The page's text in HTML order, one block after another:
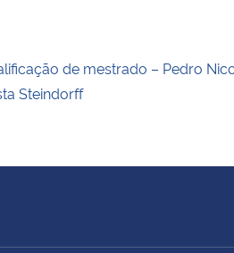
de mestrado – Pedro
Steindorff